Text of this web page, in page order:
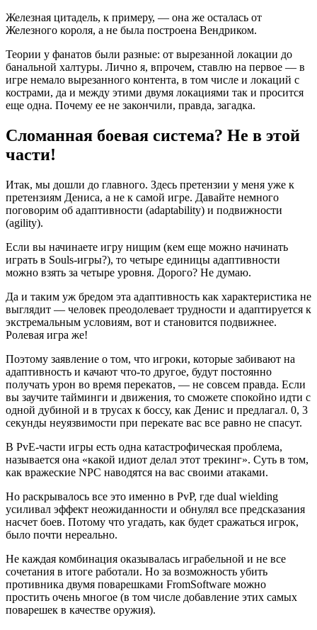
Железная цитадель, к примеру, — она же осталась от
Железного короля, а не была построена Вендриком.
Теории у фанатов были разные: от вырезанной локации до
банальной халтуры. Лично я, впрочем, ставлю на первое — в
игре немало вырезанного контента, в том числе и локаций с
кострами, да и между этими двумя локациями так и просится
еще одна. Почему ее не закончили, правда, загадка.
Сломанная боевая система? Не в этой
части!
Итак, мы дошли до главного. Здесь претензии у меня уже к
претензиям Дениса, а не к самой игре. Давайте немного
поговорим об адаптивности (adaptability) и подвижности
(agility).
Если вы начинаете игру нищим (кем еще можно начинать
играть в Souls-игры?), то четыре единицы адаптивности
можно взять за четыре уровня. Дорого? Не думаю.
Да и таким уж бредом эта адаптивность как характеристика не
выглядит — человек преодолевает трудности и адаптируется к
экстремальным условиям, вот и становится подвижнее.
Ролевая игра же!
Поэтому заявление о том, что игроки, которые забивают на
адаптивность и качают что-то другое, будут постоянно
получать урон во время перекатов, — не совсем правда. Если
вы заучите тайминги и движения, то сможете спокойно идти с
одной дубиной и в трусах к боссу, как Денис и предлагал. 0, 3
секунды неуязвимости при перекате вас все равно не спасут.
В PvE-части игры есть одна катастрофическая проблема,
называется она «какой идиот делал этот трекинг». Суть в том,
как вражеские NPC наводятся на вас своими атаками.
Но раскрывалось все это именно в PvP, где dual wielding
усиливал эффект неожиданности и обнулял все предсказания
насчет боев. Потому что угадать, как будет сражаться игрок,
было почти нереально.
Не каждая комбинация оказывалась играбельной и не все
сочетания в итоге работали. Но за возможность убить
противника двумя поварешками FromSoftware можно
простить очень многое (в том числе добавление этих самых
поварешек в качестве оружия).